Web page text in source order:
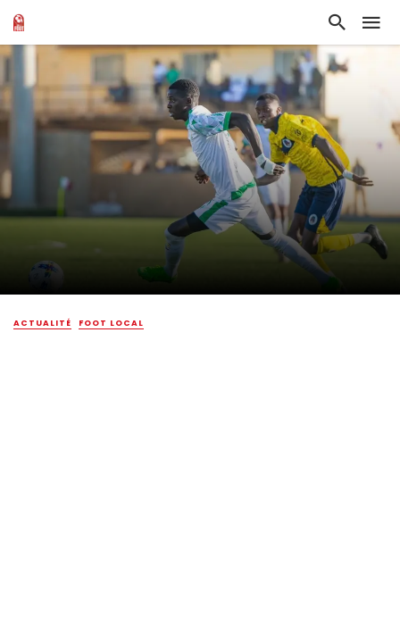
ACTUALITÉ FOOT LOCAL